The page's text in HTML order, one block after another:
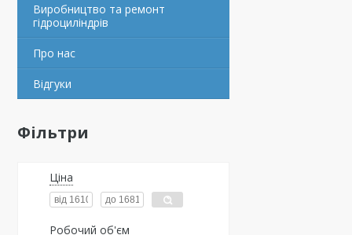
Виробництво та ремонт
гідроциліндрів
Про нас
Відгуки
Фільтри
Ціна
Робочий об'єм